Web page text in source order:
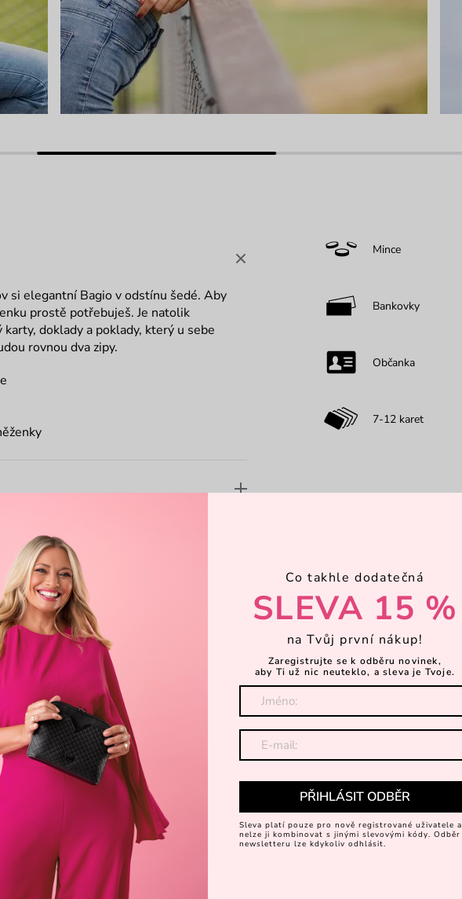
si elegantní Bagio v odstínu šedé. Aby
prostě potřebuješ. Je natolik
doklady a poklady, který u sebe
rovnou dva zipy.
Mince
Bankovky
Občanka
7-12 karet
Co takhle dodatečná
SLEVA 15 %
na Tvůj první nákup!
Zaregistrujte se k odběru novinek,
aby Ti už nic neuteklo, a sleva je Tvoje.
PŘIHLÁSIT ODBĚR
Sleva platí pouze pro nově registrované uživatele a
nelze ji kombinovat s jinými slevovými kódy. Odběr
newsletteru lze kdykoliv odhlásit.